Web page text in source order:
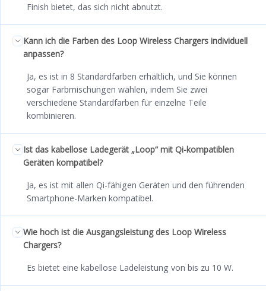
Finish bietet, das sich nicht abnutzt.
Kann ich die Farben des Loop Wireless Chargers individuell
anpassen?
Ja, es ist in 8 Standardfarben erhältlich, und Sie können
sogar Farbmischungen wählen, indem Sie zwei
verschiedene Standardfarben für einzelne Teile
kombinieren.
Ist das kabellose Ladegerät „Loop“ mit Qi-kompatiblen
Geräten kompatibel?
Ja, es ist mit allen Qi-fähigen Geräten und den führenden
Smartphone-Marken kompatibel.
Wie hoch ist die Ausgangsleistung des Loop Wireless
Chargers?
Es bietet eine kabellose Ladeleistung von bis zu 10 W.